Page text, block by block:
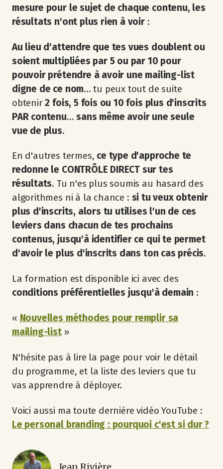
mesure pour le sujet de chaque contenu, les
résultats n'ont plus rien à voir:
Au lieu d'attendre que tes vues doublent ou
soient multipliées par 5 ou par 10 pour
pouvoir prétendre à avoir une mailing-list
digne de ce nom... tu peux tout de suite
obtenir2 fois, 5 fois ou 10 fois plus d'inscrits
PAR contenu...sans même avoir une seule
vue de plus.
En d'autres termes, ce type d'approche te
redonne le CONTRÔLE DIRECT sur tes
résultats. Tu n'es plus soumis au hasard des
algorithmes ni à la chance : si tu veux obtenir
plus d'inscrits, alors tu utilises l'un de ces
leviers dans chacun de tes prochains
contenus, jusqu'à identifier ce qui te permet
d'avoir le plus d'inscrits dans ton cas précis.
La formation est disponible ici avec des
conditions préférentielles jusqu'à demain :
« Nouvelles méthodes pour remplir sa
mailing-list»
N'hésite pas à lire la page pour voir le détail
du programme, et la liste des leviers que tu
vas apprendre à déployer.
Voici aussi ma toute dernière vidéo YouTube :
Le personal branding : pourquoi c'est si dur ?